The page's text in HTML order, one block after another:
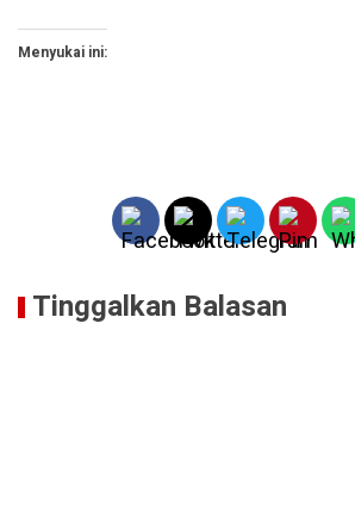
Menyukai ini:
Tinggalkan Balasan